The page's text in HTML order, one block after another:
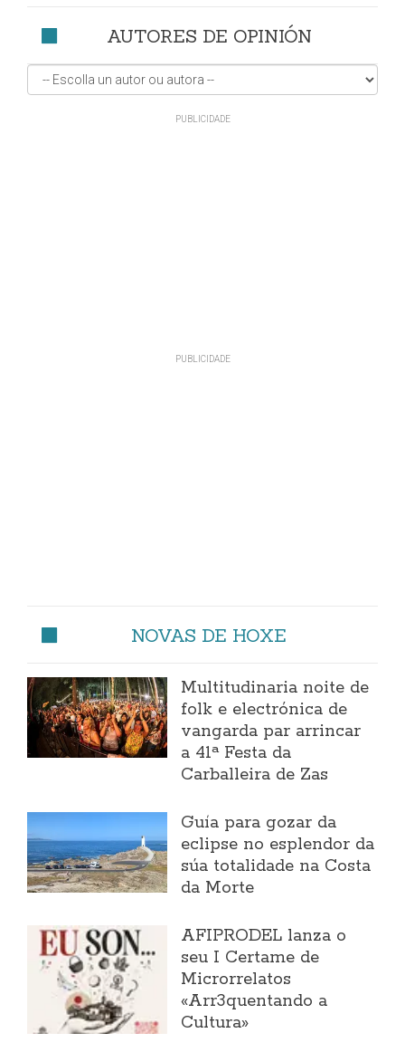
AUTORES DE OPINIÓN
NOVAS DE HOXE
Multitudinaria noite de
folk e electrónica de
vangarda par arrincar
a 41ª Festa da
Carballeira de Zas
Guía para gozar da
eclipse no esplendor da
súa totalidade na Costa
da Morte
AFIPRODEL lanza o
seu I Certame de
Microrrelatos
«Arr3quentando a
Cultura»